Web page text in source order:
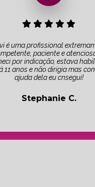
é uma profissional
paciente e
por indicação, estava
11 anos e não dirigia mas
ajuda dela eu cnsegui!
Stephanie C.